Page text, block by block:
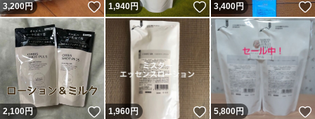
3,200円 いいね！
1,940円 いいね！
3,400円
2,100円 いいね！
1,960円 いいね！
5,800円